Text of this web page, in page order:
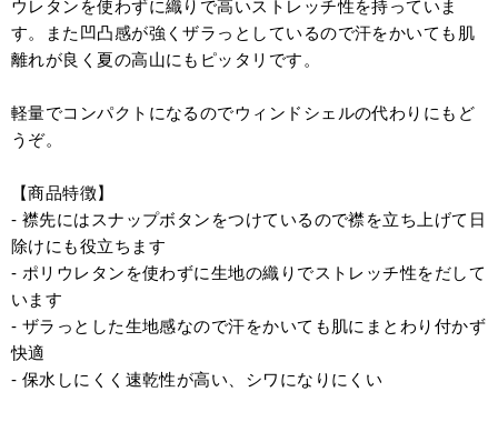
ウレタンを使わずに織りで高いストレッチ性を持っていま
す。また凹凸感が強くザラっとしているので汗をかいても肌
離れが良く夏の高山にもピッタリです。
軽量でコンパクトになるのでウィンドシェルの代わりにもど
うぞ。
【商品特徴】
- 襟先にはスナップボタンをつけているので襟を立ち上げて日
除けにも役立ちます
- ポリウレタンを使わずに生地の織りでストレッチ性をだして
います
- ザラっとした生地感なので汗をかいても肌にまとわり付かず
快適
- 保水しにくく速乾性が高い、シワになりにくい